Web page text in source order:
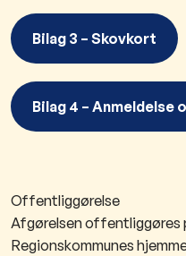
Bilag 3 – Skovkort
Bilag 4 – Anmeldelse
Offentliggørelse
Afgørelsen offentliggøres
Regionskommunes